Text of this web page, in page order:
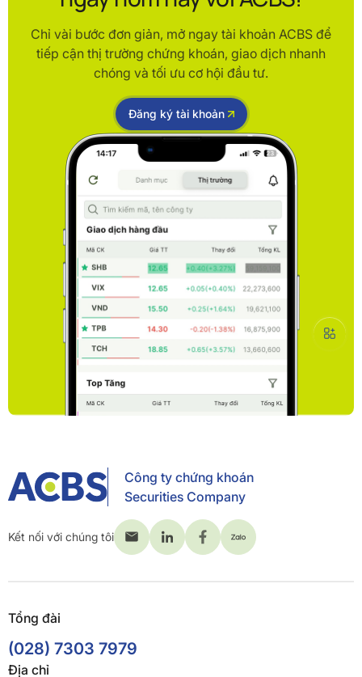
Chỉ vài bước đơn giản, mở ngay tài khoản ACBS để
tiếp cận thị trường chứng khoán, giao dịch nhanh
chóng và tối ưu cơ hội đầu tư.
Đăng ký tài khoản
Công ty chứng khoán
Securities Company
Kết nối với chúng tôi
Tổng đài
(028) 7303 7979
Địa chỉ